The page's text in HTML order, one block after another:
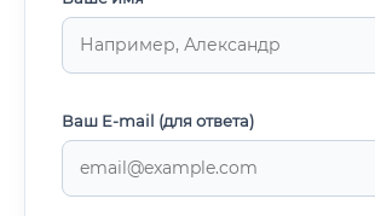
Ваш E-mail (для ответа)